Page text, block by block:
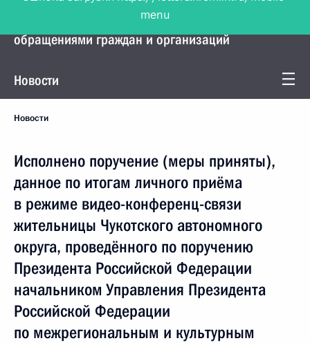
Управление Президента по работе с
обращениями граждан и организаций
Новости
Новости
Исполнено поручение (меры приняты),
данное по итогам личного приёма
в режиме видео-конференц-связи
жительницы Чукотского автономного
округа, проведённого по поручению
Президента Российской Федерации
начальником Управления Президента
Российской Федерации
по межрегиональным и культурным
menu